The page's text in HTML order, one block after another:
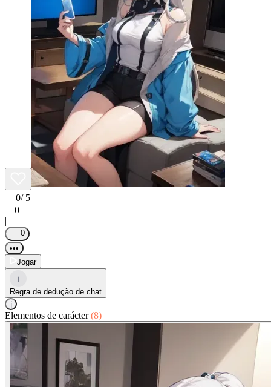
0/ 5
0
|
0
•••
Jogar
i
Regra de dedução de chat
i
Elementos de carácter(8)